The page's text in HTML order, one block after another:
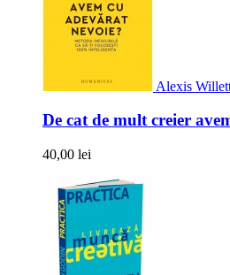
Alexis
De cat de mult creier
40,00 lei